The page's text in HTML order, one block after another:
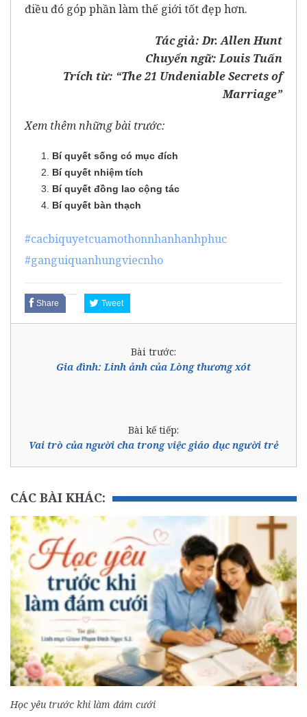
điều đó góp phần làm thế giới tốt đẹp hơn.
Tác giả: Dr. Allen Hunt
Chuyển ngữ: Louis Tuấn
Trích từ: “The 21 Undeniable Secrets of
Marriage”
Xem thêm những bài trước:
Bí quyết sống có mục đích
Bí quyết nhiệm tích
Bí quyết đồng lao cộng tác
Bí quyết bàn thạch
#cacbiquyetcuamothonnhanhanhphuc
#ganguiquanhungviecnho
Share Tweet
Bài trước:
Gia đình: Linh ảnh của Lòng thương xót
Bài kế tiếp:
Vai trò của người cha trong việc giáo dục người trẻ
CÁC BÀI KHÁC:
Học yêu trước khi làm đám cưới